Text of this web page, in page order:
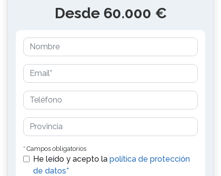
Desde 60.000 €
* Campos obligatorios
He leído y acepto la política de protección
de datos*